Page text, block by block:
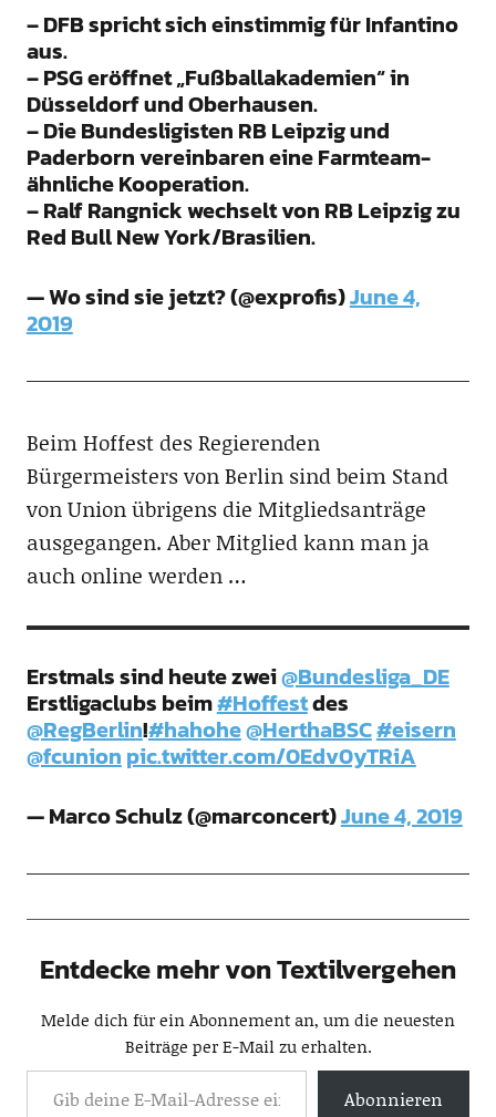
– DFB spricht sich einstimmig für Infantino
aus.
– PSG eröffnet „Fußballakademien“ in
Düsseldorf und Oberhausen.
– Die Bundesligisten RB Leipzig und
Paderborn vereinbaren eine Farmteam-
ähnliche Kooperation.
– Ralf Rangnick wechselt von RB Leipzig zu
Red Bull New York/Brasilien.
— Wo sind sie jetzt? (@exprofis)June 4,
2019
Beim Hoffest des Regierenden
Bürgermeisters von Berlin sind beim Stand
von Union übrigens die Mitgliedsanträge
ausgegangen. Aber Mitglied kann man ja
auch online werden …
Erstmals sind heute zwei@Bundesliga_DE
Erstligaclubs beim#Hoffestdes
@RegBerlin!#hahohe@HerthaBSC#eisern
@fcunionpic.twitter.com/0Edv0yTRiA
— Marco Schulz (@marconcert)June 4, 2019
Entdecke mehr von Textilvergehen
Melde dich für ein Abonnement an, um die neuesten
Beiträge per E-Mail zu erhalten.
Abonnieren